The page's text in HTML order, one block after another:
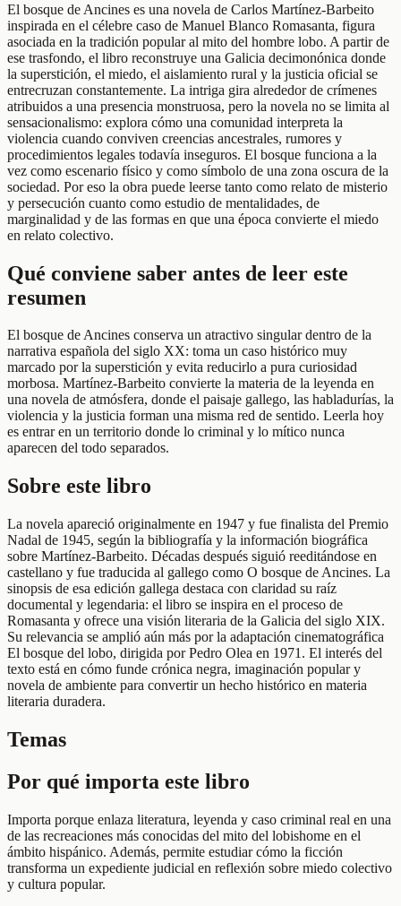
El bosque de Ancines es una novela de Carlos Martínez-Barbeito
inspirada en el célebre caso de Manuel Blanco Romasanta, figura
asociada en la tradición popular al mito del hombre lobo. A partir de
ese trasfondo, el libro reconstruye una Galicia decimonónica donde
la superstición, el miedo, el aislamiento rural y la justicia oficial se
entrecruzan constantemente. La intriga gira alrededor de crímenes
atribuidos a una presencia monstruosa, pero la novela no se limita al
sensacionalismo: explora cómo una comunidad interpreta la
violencia cuando conviven creencias ancestrales, rumores y
procedimientos legales todavía inseguros. El bosque funciona a la
vez como escenario físico y como símbolo de una zona oscura de la
sociedad. Por eso la obra puede leerse tanto como relato de misterio
y persecución cuanto como estudio de mentalidades, de
marginalidad y de las formas en que una época convierte el miedo
en relato colectivo.
Qué conviene saber antes de leer este
resumen
El bosque de Ancines conserva un atractivo singular dentro de la
narrativa española del siglo XX: toma un caso histórico muy
marcado por la superstición y evita reducirlo a pura curiosidad
morbosa. Martínez-Barbeito convierte la materia de la leyenda en
una novela de atmósfera, donde el paisaje gallego, las habladurías, la
violencia y la justicia forman una misma red de sentido. Leerla hoy
es entrar en un territorio donde lo criminal y lo mítico nunca
aparecen del todo separados.
Sobre este libro
La novela apareció originalmente en 1947 y fue finalista del Premio
Nadal de 1945, según la bibliografía y la información biográfica
sobre Martínez-Barbeito. Décadas después siguió reeditándose en
castellano y fue traducida al gallego como O bosque de Ancines. La
sinopsis de esa edición gallega destaca con claridad su raíz
documental y legendaria: el libro se inspira en el proceso de
Romasanta y ofrece una visión literaria de la Galicia del siglo XIX.
Su relevancia se amplió aún más por la adaptación cinematográfica
El bosque del lobo, dirigida por Pedro Olea en 1971. El interés del
texto está en cómo funde crónica negra, imaginación popular y
novela de ambiente para convertir un hecho histórico en materia
literaria duradera.
Temas
Por qué importa este libro
Importa porque enlaza literatura, leyenda y caso criminal real en una
de las recreaciones más conocidas del mito del lobishome en el
ámbito hispánico. Además, permite estudiar cómo la ficción
transforma un expediente judicial en reflexión sobre miedo colectivo
y cultura popular.